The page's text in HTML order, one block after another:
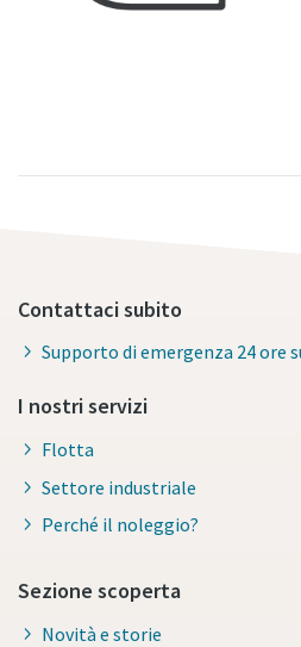
Contattaci subito
Supporto di emergenza 24 ore
I nostri servizi
Flotta
Settore industriale
Perché il noleggio?
Sezione scoperta
Novità e storie